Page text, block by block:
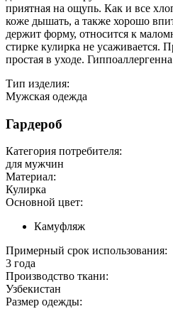
приятная на ощупь. Как и все
коже дышать, а также хорошо
держит форму, относится к
стирке кулирка не усаживается.
простая в уходе.
Тип изделия:
Мужская одежда
Гардероб
Категория потребителя:
для мужчин
Материал:
Кулирка
Основной цвет:
Камуфляж
Примерный срок использования:
3 года
Производство ткани:
Узбекистан
Размер одежды: